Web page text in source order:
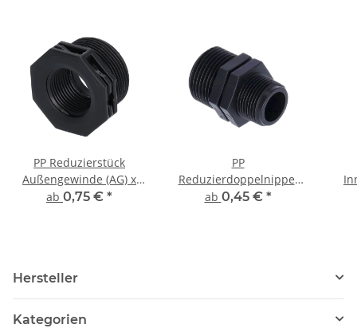
PP Reduzierstück
Außengewinde (AG) x
Innengewinde (IG)
ab 0,75 € *
PP
Reduzierdoppelnippel
Außengewinde (AG) x
ab 0,45 € *
Hersteller
Kategorien